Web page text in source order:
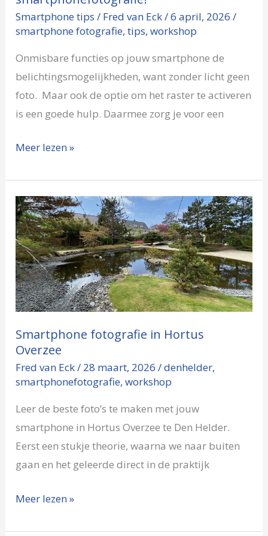
Smartphone tips / Fred van Eck/6 april, 2026/
smartphone fotografie,tips,workshop
Onmisbare functies op jouw smartphone de
belichtingsmogelijkheden, want zonder licht geen
foto. Maar ook de optie om het raster te activeren
is een goede hulp. Daarmee zorg je voor een
Meer lezen »
Smartphone fotografie in Hortus
Overzee
Fred van Eck/ 28 maart, 2026/denhelder,
smartphonefotografie,workshop
Leer de beste foto’s te maken met jouw
smartphone in Hortus Overzee te Den Helder.
Eerst een stukje theorie, waarna we naar buiten
gaan en het geleerde direct in de praktijk
Smartphone
fotografie
in
Hortus
Overzee
Meer lezen »